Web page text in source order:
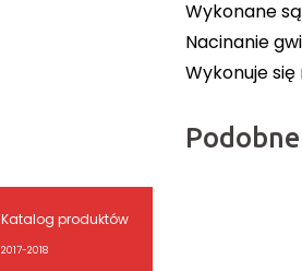
Wykonane
Nacinanie
Wykonuje
Katalog produktów
2017-2018